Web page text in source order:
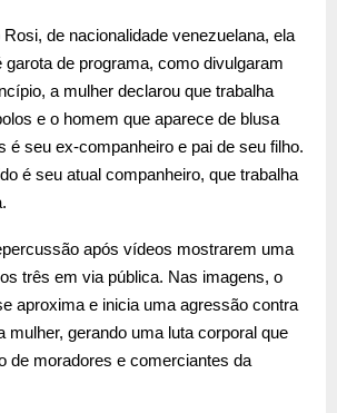
de nacionalidade venezuelana, ela
garota de programa, como divulgaram
a mulher declarou que trabalha
e o homem que aparece de blusa
é seu ex-companheiro e pai de seu filho.
é seu atual companheiro, que trabalha
após vídeos mostrarem uma
três em via pública. Nas imagens, o
aproxima e inicia uma agressão contra
mulher, gerando uma luta corporal que
de moradores e comerciantes da